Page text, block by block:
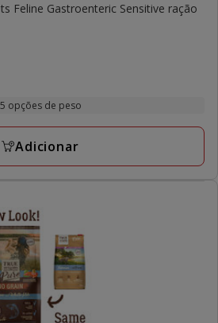
Feline Gastroenteric Sensitive ração
5 opções de peso
Adicionar